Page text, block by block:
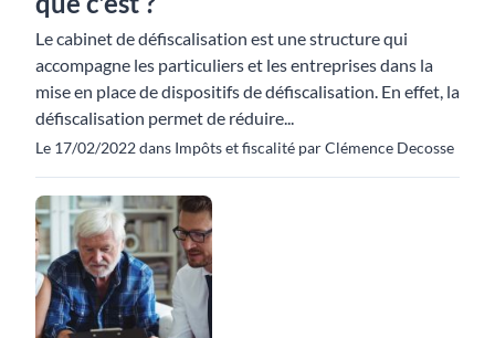
Le cabinet de défiscalisation est une structure qui
accompagne les particuliers et les entreprises dans la
mise en place de dispositifs de défiscalisation. En effet, la
défiscalisation permet de réduire...
Le 17/02/2022 dans Impôts et fiscalité par Clémence Decosse